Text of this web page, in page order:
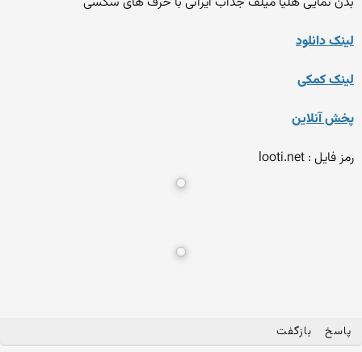
لینک دانلود
لینک کمکی
پخش آنلاین
رمز فایل : looti.net
پاسخ بازگفت